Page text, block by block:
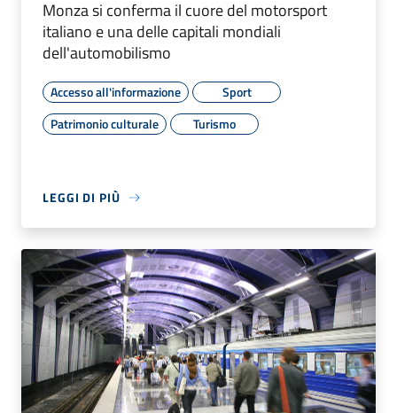
Monza si conferma il cuore del motorsport
italiano e una delle capitali mondiali
dell'automobilismo
Accesso all'informazione
Sport
Patrimonio culturale
Turismo
LEGGI DI PIÙ